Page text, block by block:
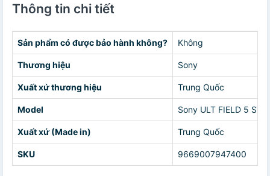
Thông tin chi tiết
Sản phẩm có được bảo hành không? Không
Thương hiệu Sony
Xuất xứ thương hiệu Trung Quốc
Model Sony ULT FIELD 5
Xuất xứ (Made in) Trung Quốc
SKU 9669007947400